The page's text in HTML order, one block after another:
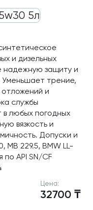
и дизельных
надежную защиту и
Уменьшает трение,
и
службы
любых погодных
вязкость и
Допуски и
229.5, BMW LL-
по API SN/CF
Цена:
32700 ₸